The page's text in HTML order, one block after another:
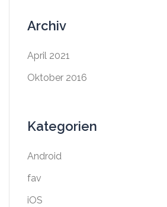
Archiv
April 2021
Oktober 2016
Kategorien
Android
fav
iOS